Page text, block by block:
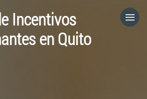
Incentivos
en Quito